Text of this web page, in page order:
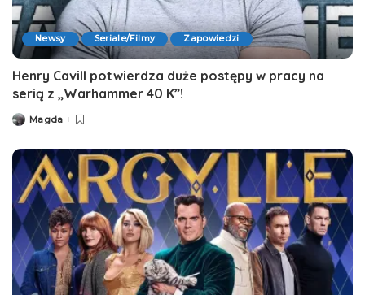
Newsy Seriale/Filmy Zapowiedzi
Henry Cavill potwierdza duże postępy w pracy na
serią z „Warhammer 40 K”!
PostedMagda